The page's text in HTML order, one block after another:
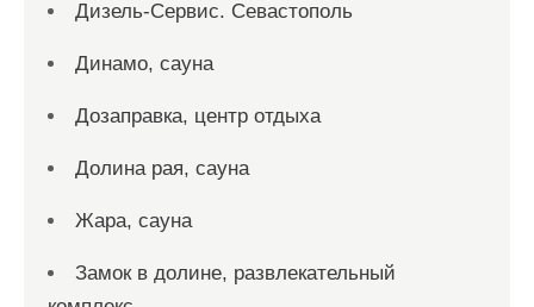
Дизель-Сервис. Севастополь
Динамо, сауна
Дозаправка, центр отдыха
Долина рая, сауна
Жара, сауна
Замок в долине, развлекательный